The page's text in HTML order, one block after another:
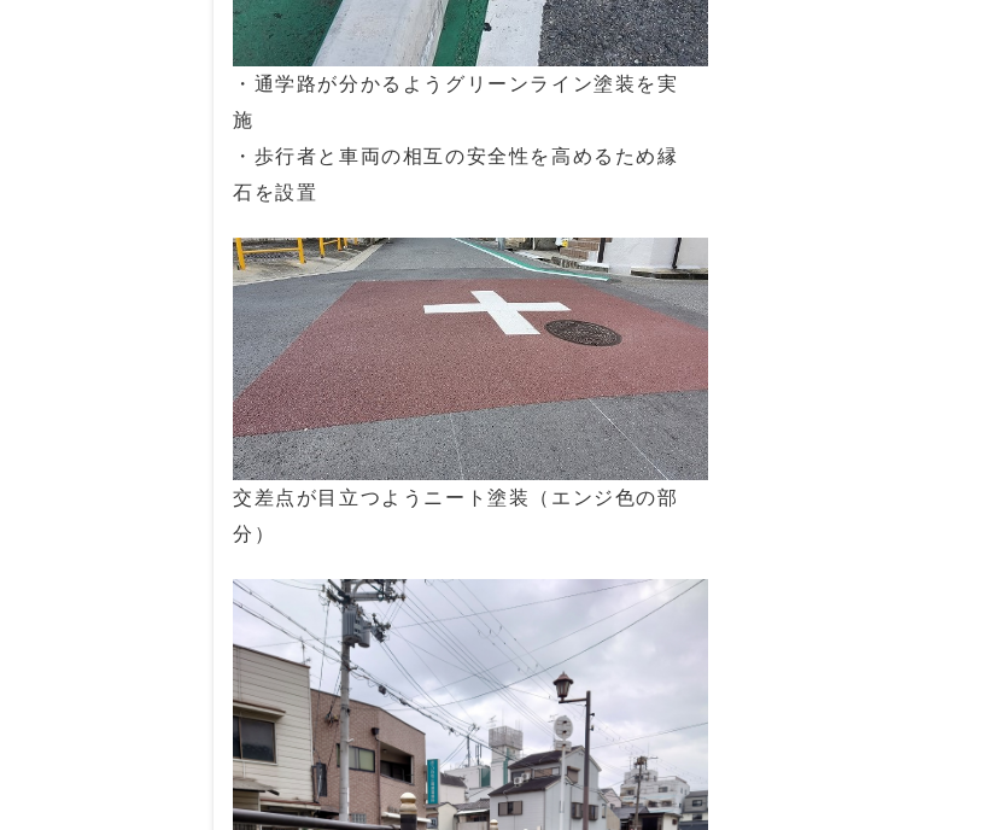
・通学路が分かるようグリーンライン塗装を実
施
・歩行者と車両の相互の安全性を高めるため縁
石を設置
交差点が目立つようニート塗装（エンジ色の部
分）